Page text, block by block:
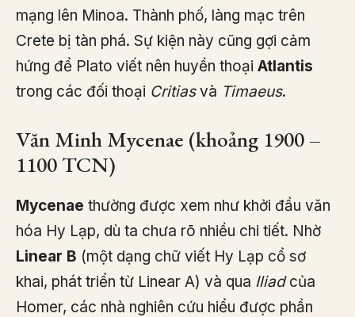
mạng lên Minoa. Thành phố, làng mạc trên
Crete bị tàn phá. Sự kiện này cũng gợi cảm
hứng để Plato viết nên huyền thoại Atlantis
trong các đối thoại Critiasvà Timaeus.
Văn Minh Mycenae (khoảng 1900 –
1100 TCN)
Mycenae thường được xem như khởi đầu văn
hóa Hy Lạp, dù ta chưa rõ nhiều chi tiết. Nhờ
Linear B (một dạng chữ viết Hy Lạp cổ sơ
khai, phát triển từ Linear A) và qua Iliadcủa
Homer, các nhà nghiên cứu hiểu được phần